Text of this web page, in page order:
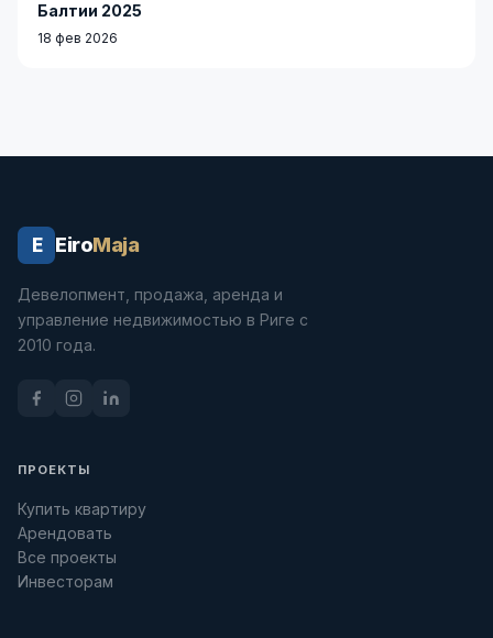
Балтии 2025
18 фев 2026
E EiroMaja
Девелопмент, продажа, аренда и
управление недвижимостью в Риге с
2010 года.
ПРОЕКТЫ
Купить квартиру
Арендовать
Все проекты
Инвесторам